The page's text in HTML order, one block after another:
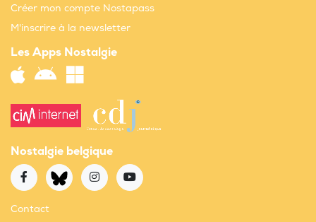
Créer mon compte Nostapass
M'inscrire à la newsletter
Les Apps Nostalgie
Nostalgie belgique
Contact